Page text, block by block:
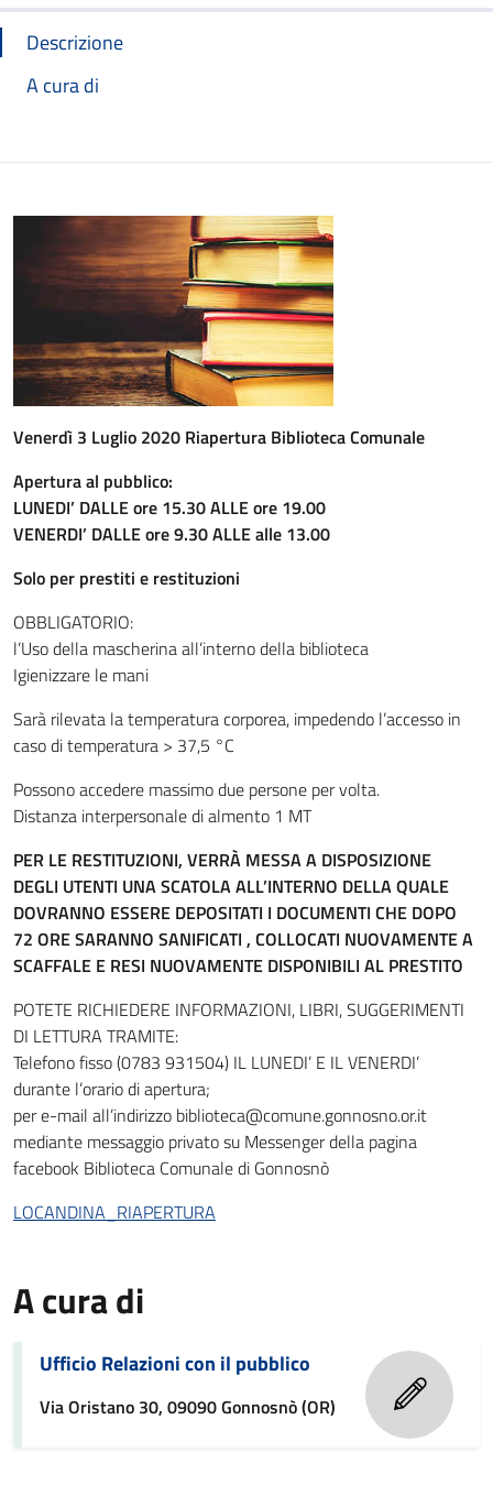
Descrizione
A cura di
Venerdì 3 Luglio 2020 Riapertura Biblioteca Comunale
Apertura al pubblico:
LUNEDI’ DALLE ore 15.30 ALLE ore 19.00
VENERDI’ DALLE ore 9.30 ALLE alle 13.00
Solo per prestiti e restituzioni
OBBLIGATORIO:
l’Uso della mascherina all’interno della biblioteca
Igienizzare le mani
Sarà rilevata la temperatura corporea, impedendo l’accesso in
caso di temperatura > 37,5 °C
Possono accedere massimo due persone per volta.
Distanza interpersonale di almento 1 MT
PER LE RESTITUZIONI, VERRÀ MESSA A DISPOSIZIONE
DEGLI UTENTI UNA SCATOLA ALL’INTERNO DELLA QUALE
DOVRANNO ESSERE DEPOSITATI I DOCUMENTI CHE DOPO
72 ORE SARANNO SANIFICATI , COLLOCATI NUOVAMENTE A
SCAFFALE E RESI NUOVAMENTE DISPONIBILI AL PRESTITO
POTETE RICHIEDERE INFORMAZIONI, LIBRI, SUGGERIMENTI
DI LETTURA TRAMITE:
Telefono fisso (0783 931504) IL LUNEDI’ E IL VENERDI’
durante l’orario di apertura;
per e-mail all’indirizzo biblioteca@comune.gonnosno.or.it
mediante messaggio privato su Messenger della pagina
facebook Biblioteca Comunale di Gonnosnò
LOCANDINA_RIAPERTURA
A cura di
Ufficio Relazioni con il pubblico
Via Oristano 30, 09090 Gonnosnò (OR)